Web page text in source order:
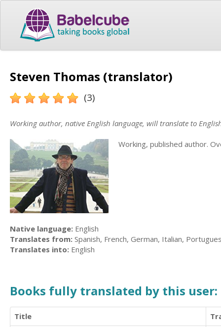
Steven Thomas (translator)
(3)
Working author, native English language, will translate to
Working, published author.
Native language: English
Translates from: Spanish, French, German, Italian,
Translates into: English
Books fully translated by this user:
Title